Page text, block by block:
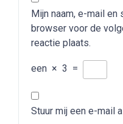
Mijn naam, e-mail
browser voor de
reactie plaats.
een × 3 =
Stuur mij een e-mail